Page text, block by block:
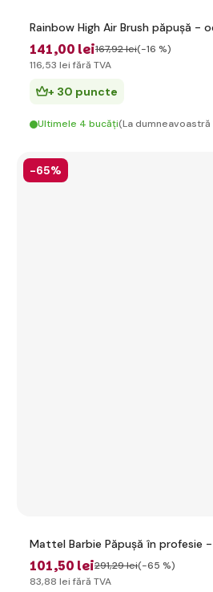
Rainbow High Air Brush păpușă -
141,00 lei167,92 lei(-16 %)
116,53 lei fără TVA
+ 30 puncte
Ultimele 4 bucăți(La dumneavoastră
-65%
Mattel Barbie Păpușă în profesie
101,50 lei291,29 lei(-65 %)
83,88 lei fără TVA